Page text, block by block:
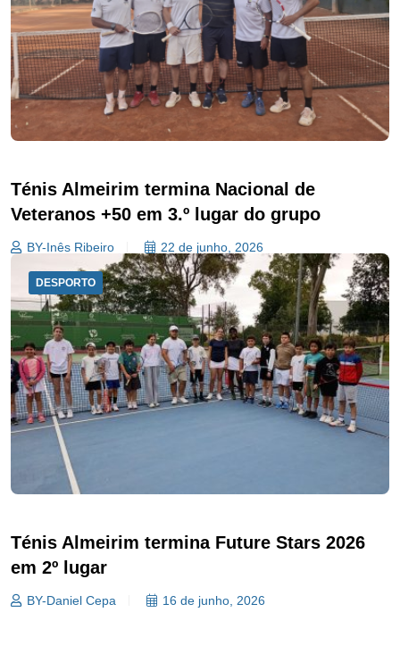
Ténis Almeirim termina Nacional de
Veteranos +50 em 3.º lugar do grupo
BY-Inês Ribeiro 22 de junho, 2026
DESPORTO
Ténis Almeirim termina Future Stars 2026
em 2º lugar
BY-Daniel Cepa 16 de junho, 2026